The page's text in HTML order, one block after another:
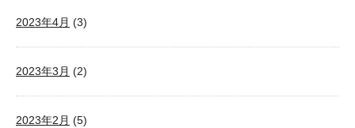
2023年4月 (3)
2023年3月 (2)
2023年2月 (5)